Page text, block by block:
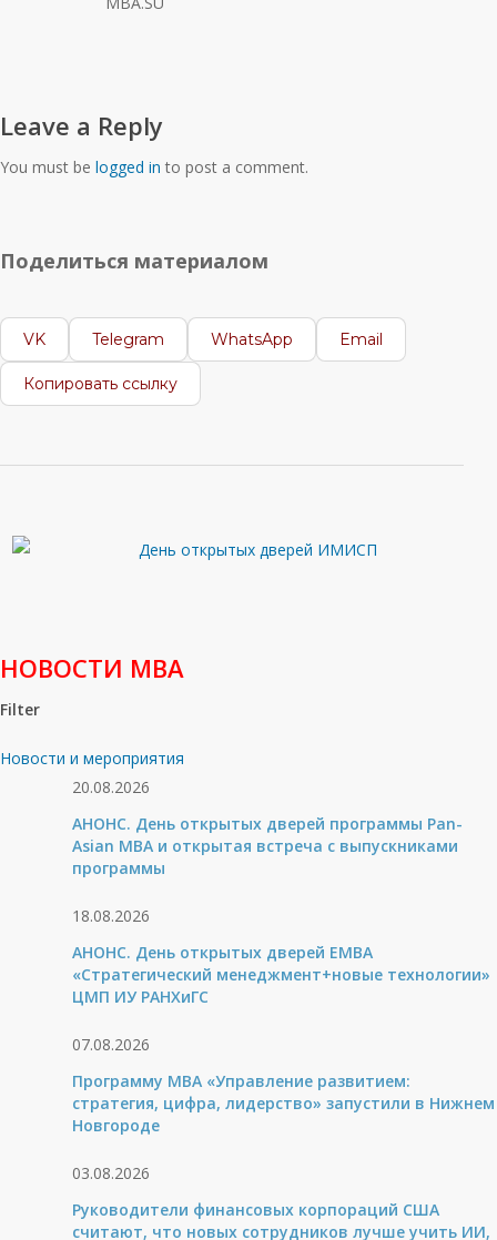
Leave a Reply
You must be logged in to post a comment.
Поделиться материалом
VK Telegram WhatsApp Email
Копировать ссылку
НОВОСТИ МВА
Filter
Новости и мероприятия
20.08.2026
АНОНС. День открытых дверей программы Pan-
Asian MBA и открытая встреча с выпускниками
программы
18.08.2026
АНОНС. День открытых дверей ЕМВА
«Стратегический менеджмент+новые технологии»
ЦМП ИУ РАНХиГС
07.08.2026
Программу MBA «Управление развитием:
стратегия, цифра, лидерство» запустили в Нижнем
Новгороде
03.08.2026
Руководители финансовых корпораций США
считают, что новых сотрудников лучше учить ИИ,